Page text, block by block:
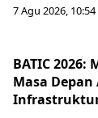
7 Agu 2026, 10:54
BATIC
Masa